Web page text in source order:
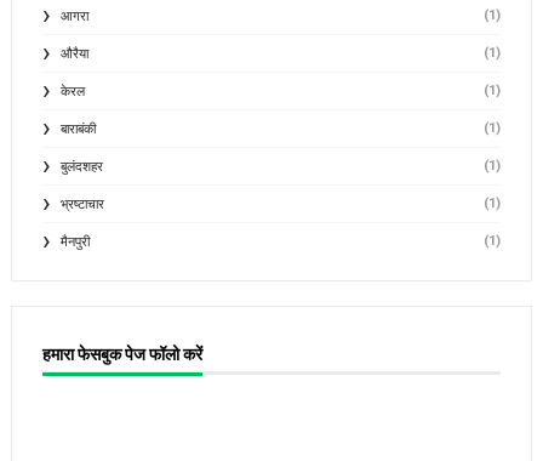
आगरा (1)
औरैया (1)
केरल (1)
बाराबंकी (1)
बुलंदशहर (1)
भ्रष्टाचार (1)
मैनपुरी (1)
हमारा फेसबुक पेज फॉलो करें